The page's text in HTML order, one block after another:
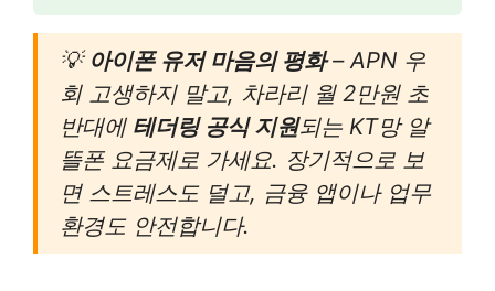
💡 아이폰 유저 마음의 평화– APN 우
회 고생하지 말고, 차라리 월 2만원 초
반대에 테더링 공식 지원되는 KT망 알
뜰폰 요금제로 가세요. 장기적으로 보
면 스트레스도 덜고, 금융 앱이나 업무
환경도 안전합니다.